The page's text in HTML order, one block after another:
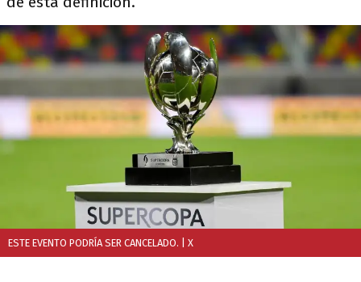
ESTE EVENTO PODRÍA SER CANCELADO. | X